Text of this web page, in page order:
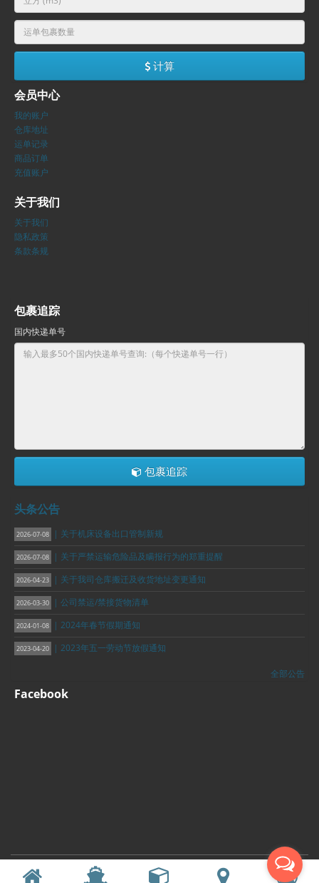
计算
会员中心
我的账户
仓库地址
运单记录
商品订单
充值账户
关于我们
关于我们
隐私政策
条款条规
包裹追踪
国内快递单号
包裹追踪
头条公告
2026-07-08 | 关于机床设备出口管制新规
2026-07-08 | 关于严禁运输危险品及瞒报行为的郑重提醒
2026-04-23 | 关于我司仓库搬迁及收货地址变更通知
2026-03-30 | 公司禁运/禁接货物清单
2024-01-08 | 2024年春节假期通知
2023-04-20 | 2023年五一劳动节放假通知
全部公告
Facebook